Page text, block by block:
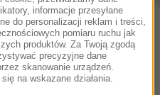
muzyczne
informacje przesyłane
do personalizacji reklam i treści,
pomiaru ruchu jak
produktów. Za Twoją zgodą
precyzyjne dane
skanowanie urządzeń.
na wskazane działania.